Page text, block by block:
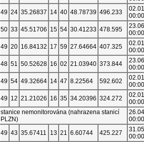
49 24 35.26837 14 40 48.78739 496.233
00:00
50 33 45.51706 15 54 30.41233 478.595
00:00
49 20 16.84132 17 59 27.64664 407.325
00:00
48 51 50.52628 16 02 21.03940 373.844
00:00
49 54 49.32664 14 47 8.22564 592.602
00:00
49 12 21.21026 16 35 34.20396 324.272
00:00
stanice nemonitorována (nahrazena stanicí
PLZN)
00:00
49 43 35.67411 13 21 6.60744 425.227
00:00